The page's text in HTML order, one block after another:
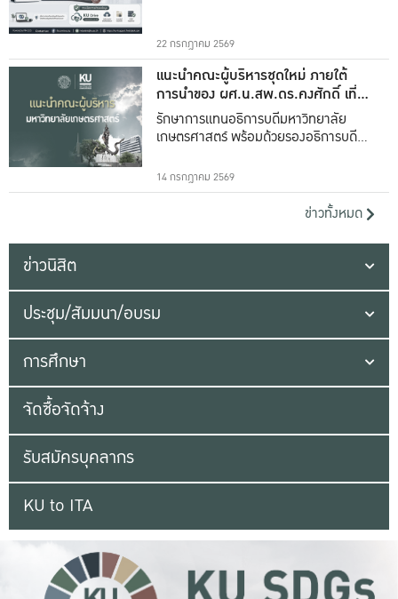
22 กรกฎาคม 2569
แนะนำคณะผู้บริหารชุดใหม่ ภายใต้
การนำของ ผศ.น.สพ.ดร.คงศักดิ์ เที่ยง
ธรรม
รักษาการแทนอธิการบดีมหาวิทยาลัย
เกษตรศาสตร์ พร้อมด้วยรองอธิการบดีทั้ง
14 กรกฎาคม 2569
ข่าวทั้งหมด
ข่าวนิสิต
ประชุม/สัมมนา/อบรม
การศึกษา
จัดซื้อจัดจ้าง
รับสมัครบุคลากร
KU to ITA